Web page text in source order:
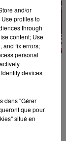
and/or
profiles to
through
content; Use
and fix errors;
personal
devices
dans "Gérer
que pour
situé en